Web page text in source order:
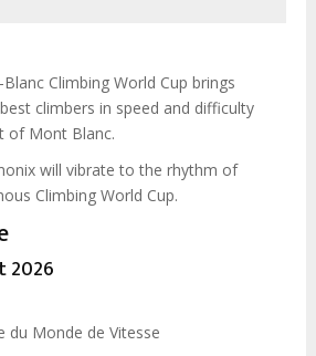
Climbing World Cup brings
climbers in speed and difficulty
of Mont Blanc.
will vibrate to the rhythm of
Climbing World Cup.
2026
du Monde de Vitesse